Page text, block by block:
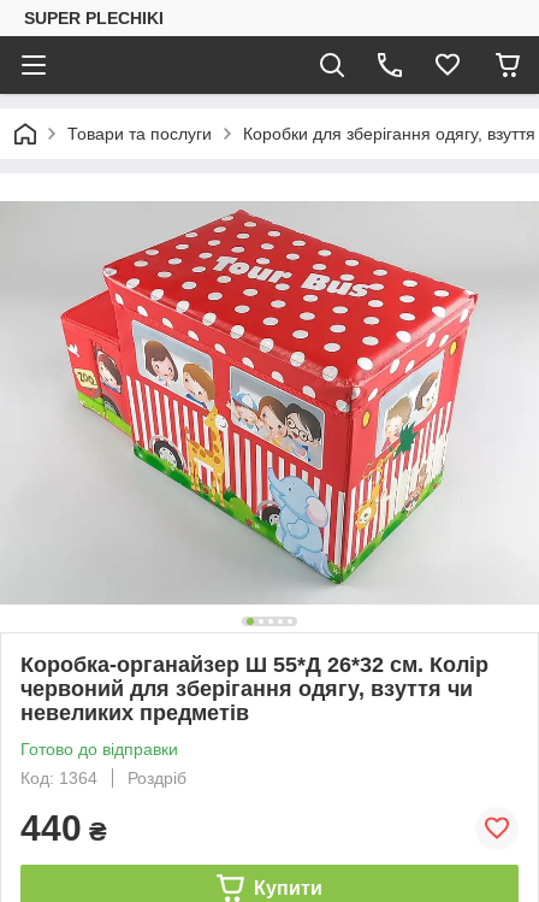
SUPER PLECHIKI
Товари та послуги Коробки для зберігання одягу,
Коробка-органайзер Ш 55*Д 26*32 см. Колір
червоний для зберігання одягу, взуття чи
невеликих предметів
Готово до відправки
Код: 1364
Роздріб
440 ₴
Купити